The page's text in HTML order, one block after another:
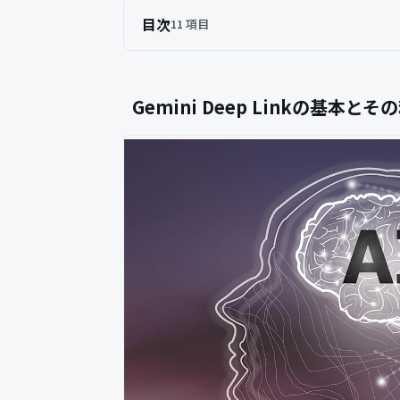
目次11 項目
Gemini Deep Linkの基本とそ